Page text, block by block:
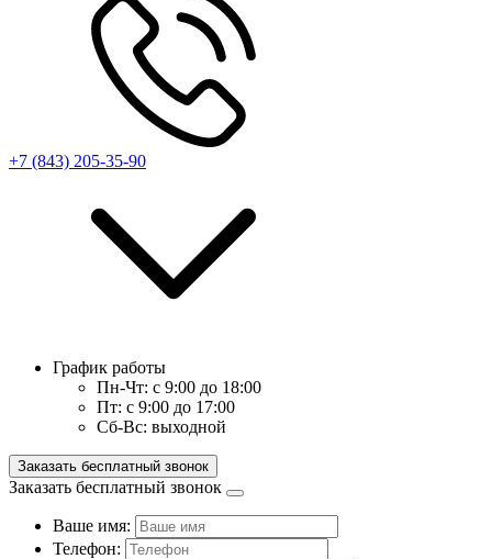
+7 (843) 205-35-90
График работы
Пн-Чт: с 9:00 до 18:00
Пт: с 9:00 до 17:00
Сб-Вс: выходной
Заказать бесплатный звонок
Заказать бесплатный звонок
Ваше имя:
Телефон: